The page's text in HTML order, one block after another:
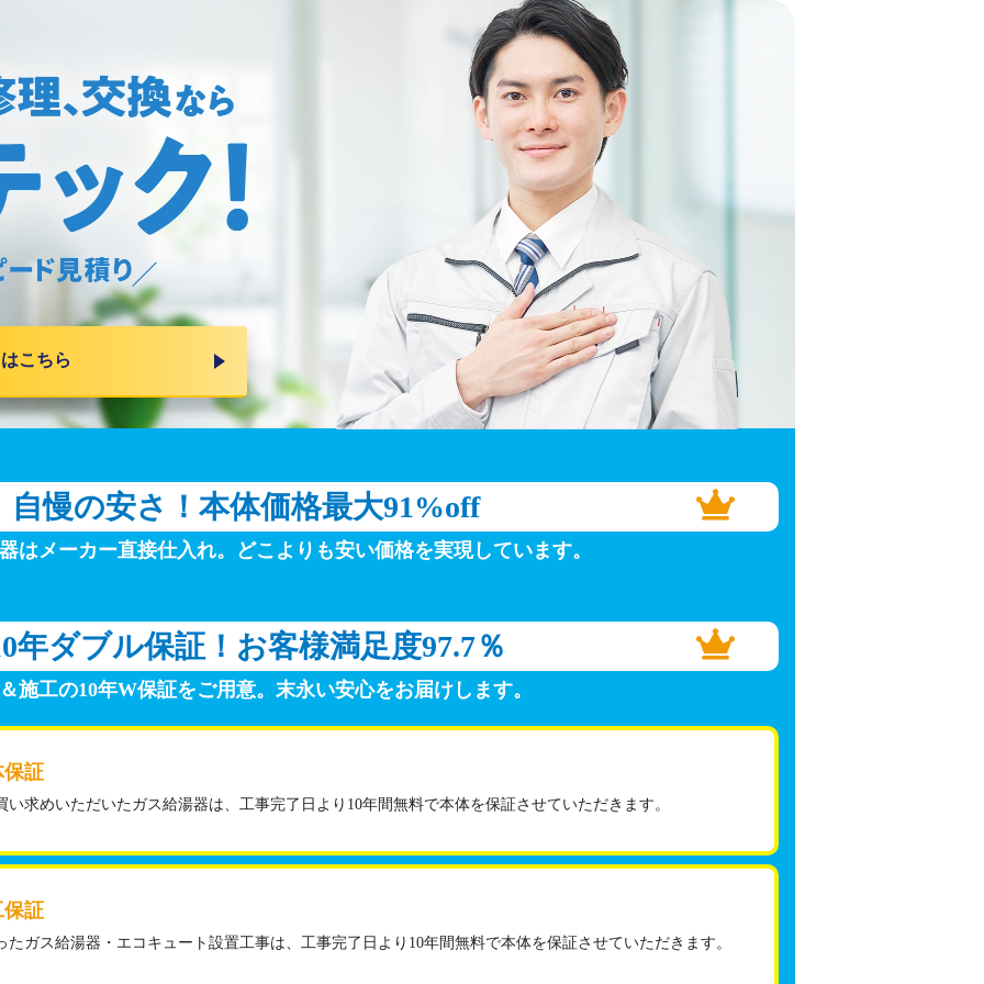
こちら
自慢の安さ！ 本体価格最大91%off
はメーカー直接仕入れ。 どこよりも安い価格を実現しています。
年ダブル保証！ お客様満足度97.7％
施工の10年W保証をご用意。 末永い安心をお届けします。
保証
い求めいただいたガス給湯器は、工事完了日より10年間無料で本体を保証させていただきます。
保証
たガス給湯器・エコキュート設置工事は、工事完了日より10年間無料で本体を保証させていただきます。